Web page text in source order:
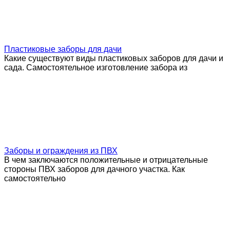
Пластиковые заборы для дачи
Какие существуют виды пластиковых заборов для дачи и
сада. Самостоятельное изготовление забора из
Заборы и ограждения из ПВХ
В чем заключаются положительные и отрицательные
стороны ПВХ заборов для дачного участка. Как
самостоятельно